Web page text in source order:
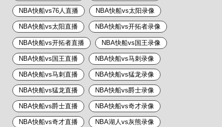
NBA快船vs76人直播 NBA快船vs太阳录像
NBA快船vs太阳直播 NBA快船vs开拓者录像
NBA快船vs开拓者直播 NBA快船vs国王录像
NBA快船vs国王直播 NBA快船vs马刺录像
NBA快船vs马刺直播 NBA快船vs猛龙录像
NBA快船vs猛龙直播 NBA快船vs爵士录像
NBA快船vs爵士直播 NBA快船vs奇才录像
NBA快船vs奇才直播 NBA湖人vs灰熊录像